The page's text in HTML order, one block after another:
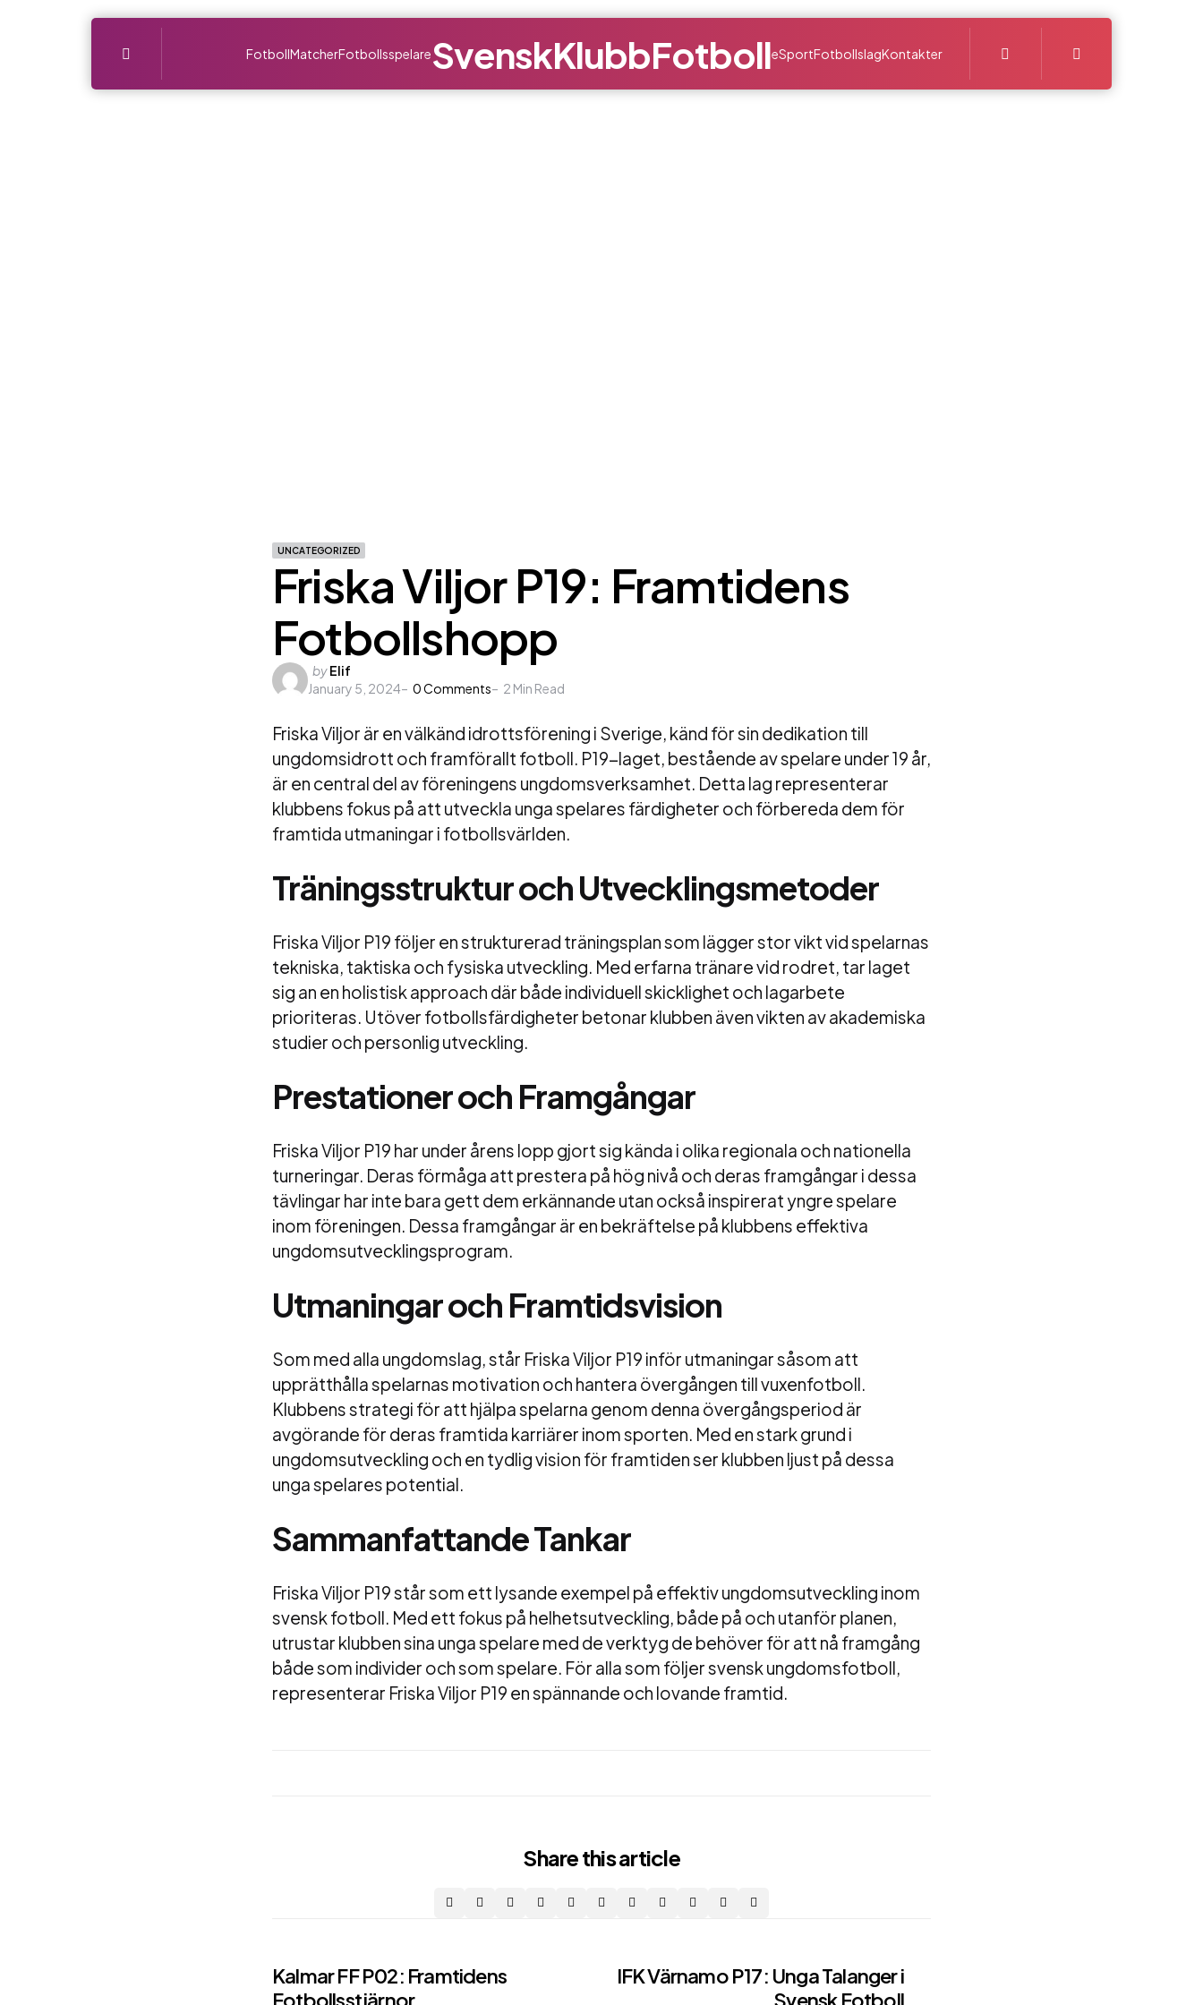
FotbollMatcherFotbollsspelareSvenskKlubbFotbolleSportFotbollslagKontakter
UNCATEGORIZED
Friska Viljor P19: Framtidens
Fotbollshopp
Posted
by
byElif
January 5, 2024
0Comments 2 Min Read
Friska Viljor är en välkänd idrottsförening i Sverige, känd för sin dedikation till
ungdomsidrott och framförallt fotboll. P19-laget, bestående av spelare under 19 år,
är en central del av föreningens ungdomsverksamhet. Detta lag representerar
klubbens fokus på att utveckla unga spelares färdigheter och förbereda dem för
framtida utmaningar i fotbollsvärlden.
Träningsstruktur och Utvecklingsmetoder
Friska Viljor P19 följer en strukturerad träningsplan som lägger stor vikt vid spelarnas
tekniska, taktiska och fysiska utveckling. Med erfarna tränare vid rodret, tar laget
sig an en holistisk approach där både individuell skicklighet och lagarbete
prioriteras. Utöver fotbollsfärdigheter betonar klubben även vikten av akademiska
studier och personlig utveckling.
Prestationer och Framgångar
Friska Viljor P19 har under årens lopp gjort sig kända i olika regionala och nationella
turneringar. Deras förmåga att prestera på hög nivå och deras framgångar i dessa
tävlingar har inte bara gett dem erkännande utan också inspirerat yngre spelare
inom föreningen. Dessa framgångar är en bekräftelse på klubbens effektiva
ungdomsutvecklingsprogram.
Utmaningar och Framtidsvision
Som med alla ungdomslag, står Friska Viljor P19 inför utmaningar såsom att
upprätthålla spelarnas motivation och hantera övergången till vuxenfotboll.
Klubbens strategi för att hjälpa spelarna genom denna övergångsperiod är
avgörande för deras framtida karriärer inom sporten. Med en stark grund i
ungdomsutveckling och en tydlig vision för framtiden ser klubben ljust på dessa
unga spelares potential.
Sammanfattande Tankar
Friska Viljor P19 står som ett lysande exempel på effektiv ungdomsutveckling inom
svensk fotboll. Med ett fokus på helhetsutveckling, både på och utanför planen,
utrustar klubben sina unga spelare med de verktyg de behöver för att nå framgång
både som individer och som spelare. För alla som följer svensk ungdomsfotboll,
representerar Friska Viljor P19 en spännande och lovande framtid.
Sharethis article
Post
Kalmar FF P02: Framtidens
Fotbollsstjärnor
IFK Värnamo P17: Unga Talanger i
Svensk Fotboll